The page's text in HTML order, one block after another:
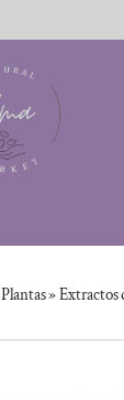
Plantas»Extractos